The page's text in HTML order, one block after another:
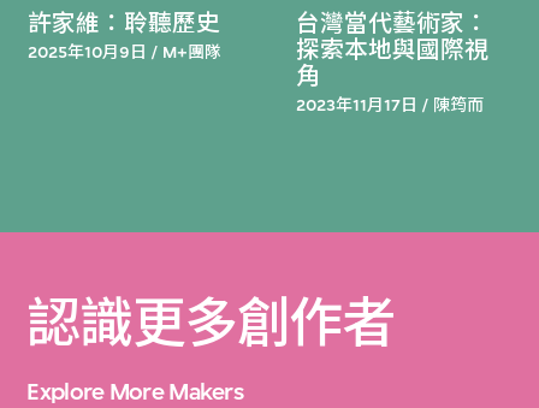
許家維：聆聽歷史
2025年10月9日 / M+團隊
台灣當代藝術家：
探索本地與國際視
角
2023年11月17日 / 陳筠而
認識更多創作者
Explore More Makers